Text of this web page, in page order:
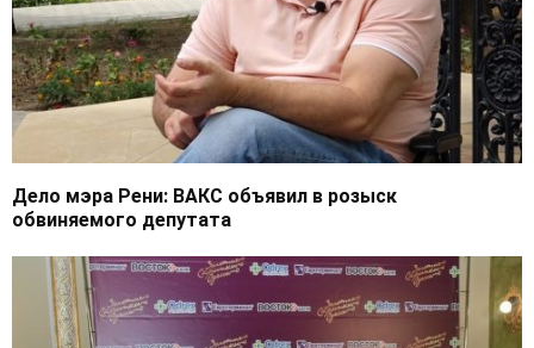
Дело мэра Рени: ВАКС объявил в розыск
обвиняемого депутата